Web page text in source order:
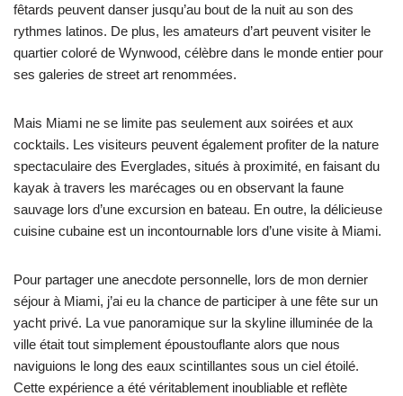
fêtards peuvent danser jusqu’au bout de la nuit au son des
rythmes latinos. De plus, les amateurs d’art peuvent visiter le
quartier coloré de Wynwood, célèbre dans le monde entier pour
ses galeries de street art renommées.
Mais Miami ne se limite pas seulement aux soirées et aux
cocktails. Les visiteurs peuvent également profiter de la nature
spectaculaire des Everglades, situés à proximité, en faisant du
kayak à travers les marécages ou en observant la faune
sauvage lors d’une excursion en bateau. En outre, la délicieuse
cuisine cubaine est un incontournable lors d’une visite à Miami.
Pour partager une anecdote personnelle, lors de mon dernier
séjour à Miami, j’ai eu la chance de participer à une fête sur un
yacht privé. La vue panoramique sur la skyline illuminée de la
ville était tout simplement époustouflante alors que nous
naviguions le long des eaux scintillantes sous un ciel étoilé.
Cette expérience a été véritablement inoubliable et reflète